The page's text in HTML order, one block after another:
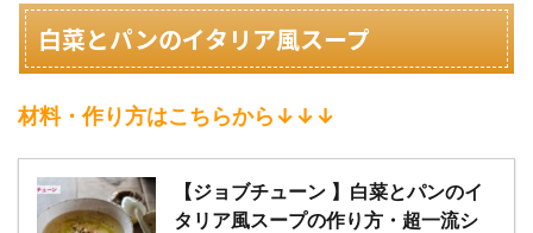
白菜とパンのイタリア風スープ
材料・作り方はこちらから↓↓↓
【ジョブチューン 】白菜とパンのイ
タリア風スープの作り方・超一流シ